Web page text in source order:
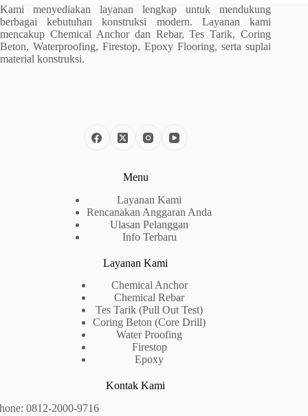
Kami menyediakan layanan lengkap untuk mendukung
berbagai kebutuhan konstruksi modern. Layanan kami
mencakup Chemical Anchor dan Rebar, Tes Tarik, Coring
Beton, Waterproofing, Firestop, Epoxy Flooring, serta suplai
material konstruksi.
Menu
Layanan Kami
Rencanakan Anggaran Anda
Ulasan Pelanggan
Info Terbaru
Layanan Kami
Chemical Anchor
Chemical Rebar
Tes Tarik (Pull Out Test)
Coring Beton (Core Drill)
Water Proofing
Firestop
Epoxy
Kontak Kami
0812-2000-9716